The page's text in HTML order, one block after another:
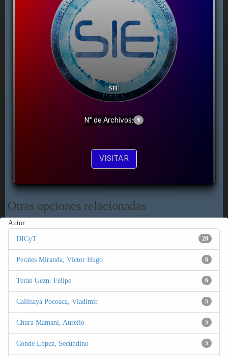
SIE
N° de Archivos: 1
VISITAR
Otras opciones relacionadas
Autor
20
DICyT
6
Perales Miranda, Víctor Hugo
6
Terán Gezn, Felipe
5
Callisaya Pocoaca, Vladimir
5
Chura Mamani, Aurelio
5
Conde López, Secundino